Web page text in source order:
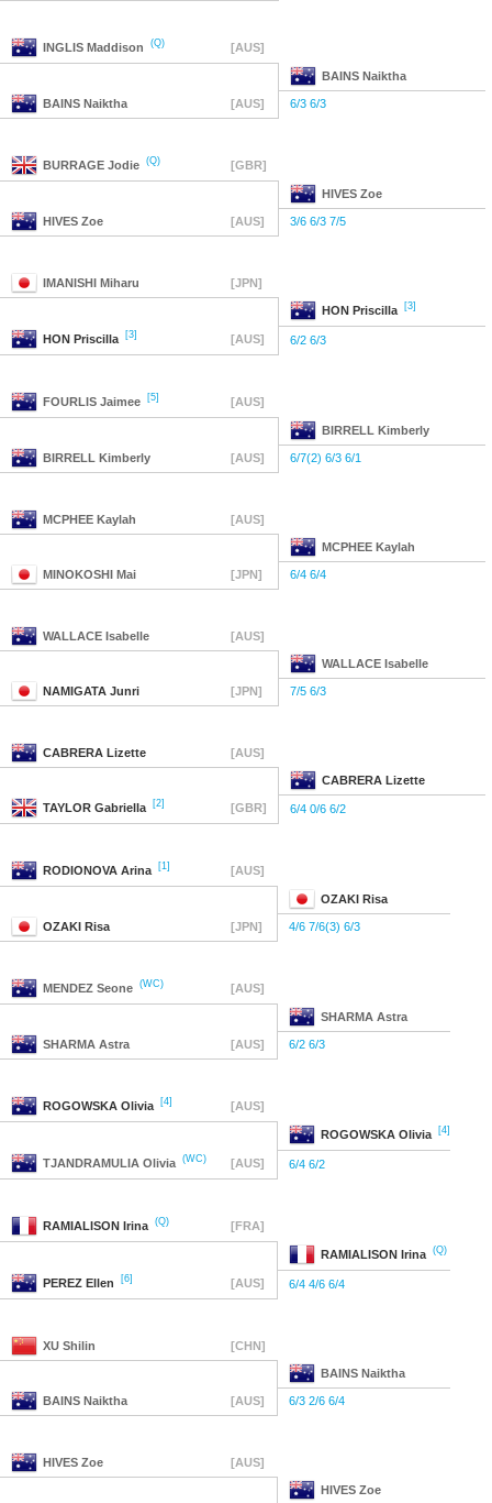
INGLIS Maddison (Q) [AUS]
BAINS Naiktha
BAINS Naiktha [AUS] 6/3 6/3
BURRAGE Jodie (Q) [GBR]
HIVES Zoe
HIVES Zoe [AUS] 3/6 6/3 7/5
IMANISHI Miharu [JPN]
HON Priscilla [3]
HON Priscilla [3] [AUS] 6/2 6/3
FOURLIS Jaimee [5] [AUS]
BIRRELL Kimberly
BIRRELL Kimberly [AUS] 6/7(2) 6/3 6/1
MCPHEE Kaylah [AUS]
MCPHEE Kaylah
MINOKOSHI Mai [JPN] 6/4 6/4
WALLACE Isabelle [AUS]
WALLACE Isabelle
NAMIGATA Junri [JPN] 7/5 6/3
CABRERA Lizette [AUS]
CABRERA Lizette
TAYLOR Gabriella [2] [GBR] 6/4 0/6 6/2
RODIONOVA Arina [1] [AUS]
OZAKI Risa
OZAKI Risa [JPN] 4/6 7/6(3) 6/3
MENDEZ Seone (WC) [AUS]
SHARMA Astra
SHARMA Astra [AUS] 6/2 6/3
ROGOWSKA Olivia [4] [AUS]
ROGOWSKA Olivia [4]
TJANDRAMULIA Olivia (WC) [AUS] 6/4 6/2
RAMIALISON Irina (Q) [FRA]
RAMIALISON Irina (Q)
PEREZ Ellen [6] [AUS] 6/4 4/6 6/4
XU Shilin [CHN]
BAINS Naiktha
BAINS Naiktha [AUS] 6/3 2/6 6/4
HIVES Zoe [AUS]
HIVES Zoe